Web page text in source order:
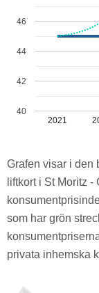
2021
40
42
44
46
Grafen visar i den
liftkort i St Moritz
som har grön
privata inhemska